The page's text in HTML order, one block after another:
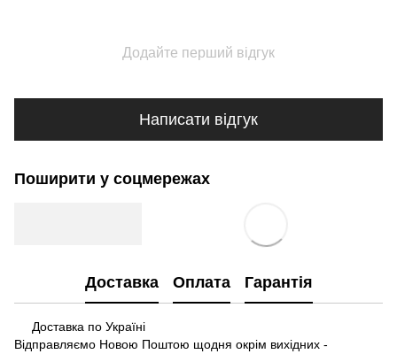
Додайте перший відгук
Написати відгук
Поширити у соцмережах
Доставка Оплата Гарантія
Доставка по Україні
Відправляємо Новою Поштою щодня окрім вихідних -